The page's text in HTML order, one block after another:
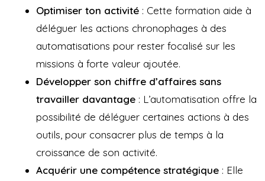
Optimiser ton activité : Cette formation aide à
déléguer les actions chronophages à des
automatisations pour rester focalisé sur les
missions à forte valeur ajoutée.
Développer son chiffre d’affaires sans
travailler davantage : L’automatisation offre la
possibilité de déléguer certaines actions à des
outils, pour consacrer plus de temps à la
croissance de son activité.
Acquérir une compétence stratégique : Elle